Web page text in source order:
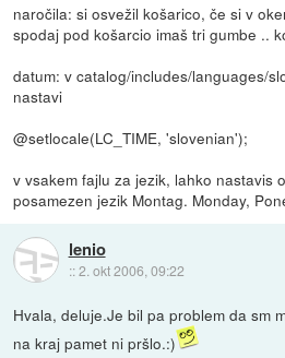
naročila: si osvežil košarico, če si v
spodaj pod košarcio imaš tri gumbe ..
datum: v catalog/includes/languages/
nastavi
@setlocale(LC_TIME, 'slovenian');
v vsakem fajlu za jezik, lahko nastavis
posamezen jezik Montag. Monday,
lenio
::2. okt 2006, 09:22
Hvala, deluje.Je bil pa problem da sm
na kraj pamet ni pršlo.:)